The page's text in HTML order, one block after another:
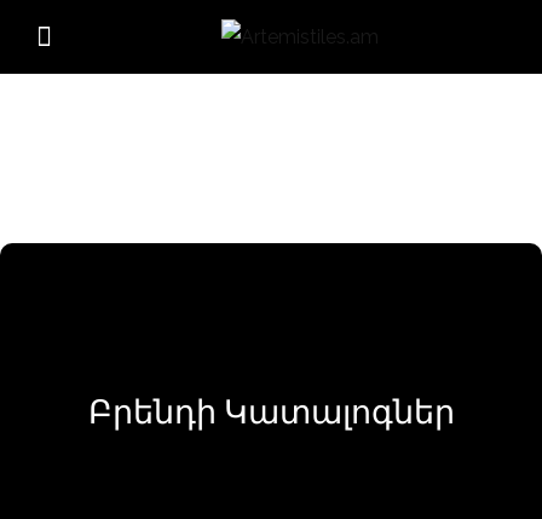
Բրենդի Կատալոգներ